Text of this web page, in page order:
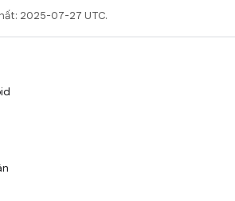
2025-07-27 UTC.